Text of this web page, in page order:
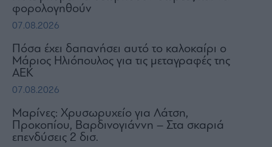
φορολογηθούν
07.08.2026
Πόσα έχει δαπανήσει αυτό το καλοκαίρι ο
Μάριος Ηλιόπουλος για τις μεταγραφές της
ΑΕΚ
07.08.2026
Μαρίνες: Χρυσωρυχείο για Λάτση,
Προκοπίου, Βαρδινογιάννη – Στα σκαριά
επενδύσεις 2 δισ.